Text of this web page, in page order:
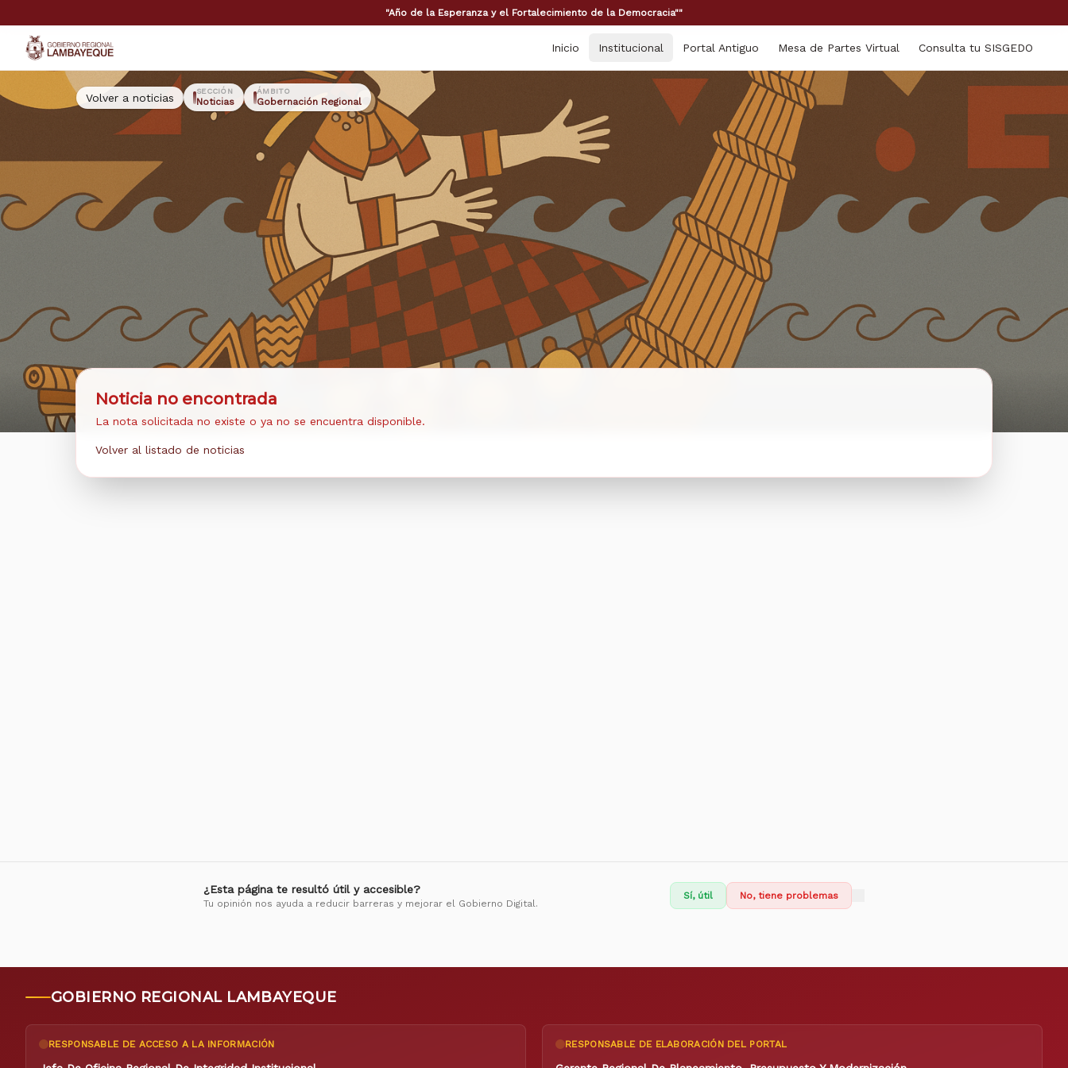
"Año de la Esperanza y el Fortalecimiento de la Democracia""
GORE Lambayeque
Inicio Institucional Portal Antiguo Mesa de Partes Virtual Consulta tu SISGEDO
Volver a noticias SECCIÓN
Noticias
ÁMBITO
Gobernación Regional
Noticia no encontrada
La nota solicitada no existe o ya no se encuentra disponible.
Volver al listado de noticias
¿Esta página te resultó útil y accesible?
Tu opinión nos ayuda a reducir barreras y mejorar el Gobierno Digital.
Sí, útil No, tiene problemas
GOBIERNO REGIONAL LAMBAYEQUE
RESPONSABLE DE ACCESO A LA INFORMACIÓN RESPONSABLE DE ELABORACIÓN DEL PORTAL